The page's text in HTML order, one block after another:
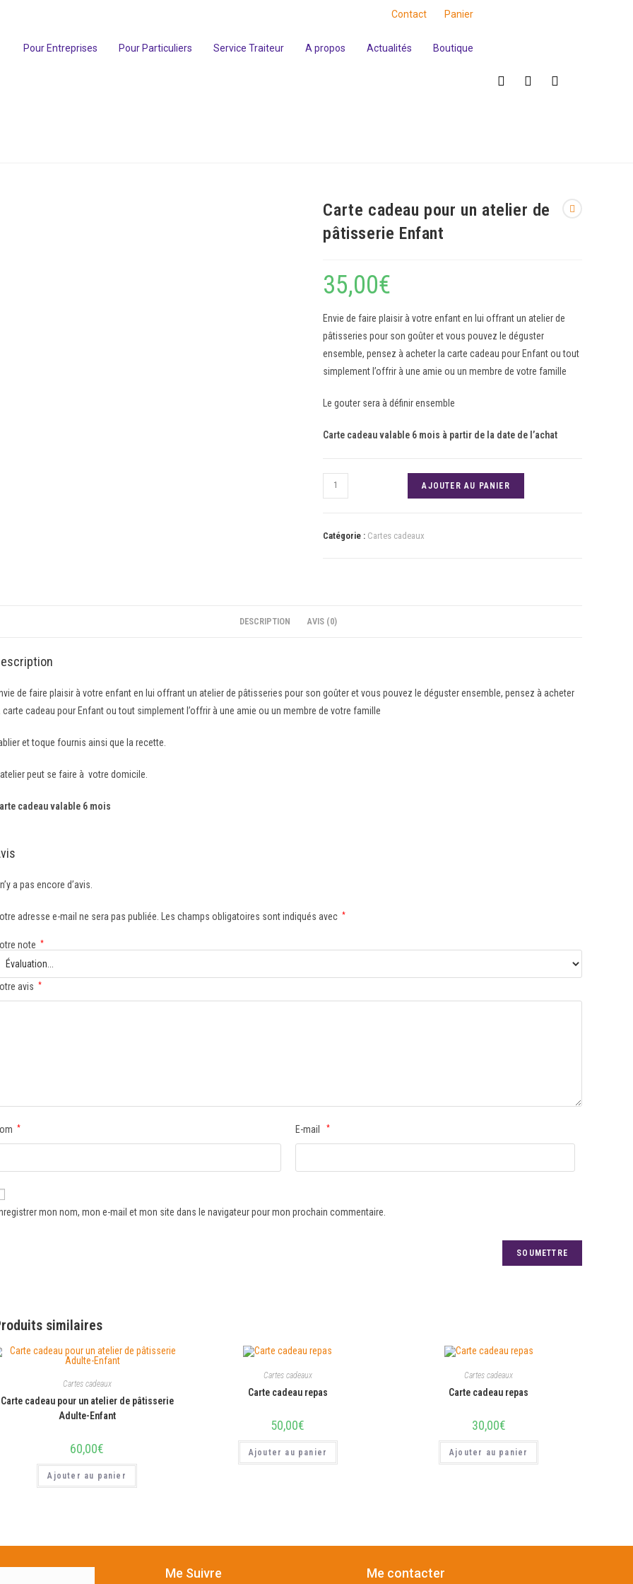
Contact Panier
Pour Entreprises Pour Particuliers Service Traiteur A propos Actualités Boutique
Carte cadeau pour un atelier de
pâtisserie Enfant
35,00€
Envie de faire plaisir à votre enfant en lui offrant un atelier de
pâtisseries pour son goûter et vous pouvez le déguster
ensemble, pensez à acheter la carte cadeau pour Enfant ou tout
simplement l’offrir à une amie ou un membre de votre famille
Le gouter sera à définir ensemble
Carte cadeau valable 6 mois à partir de la date de l’achat
AJOUTER AU PANIER
Catégorie : Cartes cadeaux
DESCRIPTION AVIS (0)
de faire plaisir à votre enfant en lui offrant un atelier de pâtisseries pour son goûter et vous pouvez le déguster ensemble, pensez à acheter
carte cadeau pour Enfant ou tout simplement l’offrir à une amie ou un membre de votre famille
et toque fournis ainsi que la recette.
peut se faire à votre domicile.
cadeau valable 6 mois
a pas encore d’avis.
adresse e-mail ne sera pas publiée. Les champs obligatoires sont indiqués avec *
note *
avis *
* E-mail *
mon nom, mon e-mail et mon site dans le navigateur pour mon prochain commentaire.
similaires
Cartes cadeaux
Carte cadeau pour un atelier de pâtisserie
Adulte-Enfant
60,00€
Ajouter au panier
Cartes cadeaux
Carte cadeau repas
50,00€
Ajouter au panier
Cartes cadeaux
Carte cadeau repas
30,00€
Ajouter au panier
Me Suivre Me contacter